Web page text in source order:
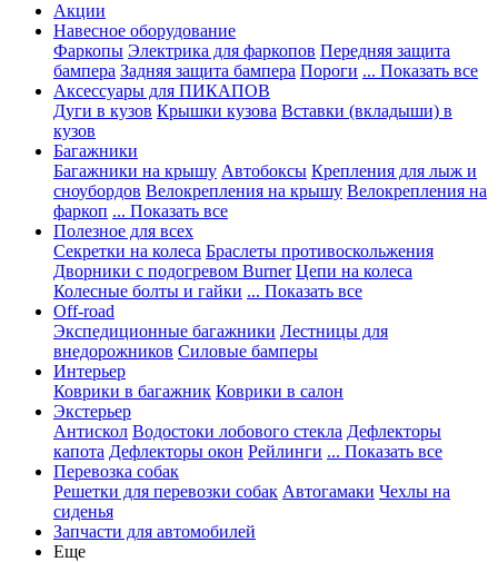
Акции
Навесное оборудование
Фаркопы Электрика для фаркопов Передняя защита
бампера Задняя защита бампера Пороги ... Показать все
Аксессуары для ПИКАПОВ
Дуги в кузов Крышки кузова Вставки (вкладыши) в
кузов
Багажники
Багажники на крышу Автобоксы Крепления для лыж и
сноубордов Велокрепления на крышу Велокрепления на
фаркоп ... Показать все
Полезное для всех
Секретки на колеса Браслеты противоскольжения
Дворники с подогревом Burner Цепи на колеса
Колесные болты и гайки ... Показать все
Off-road
Экспедиционные багажники Лестницы для
внедорожников Силовые бамперы
Интерьер
Коврики в багажник Коврики в салон
Экстерьер
Антискол Водостоки лобового стекла Дефлекторы
капота Дефлекторы окон Рейлинги ... Показать все
Перевозка собак
Решетки для перевозки собак Автогамаки Чехлы на
сиденья
Запчасти для автомобилей
Еще